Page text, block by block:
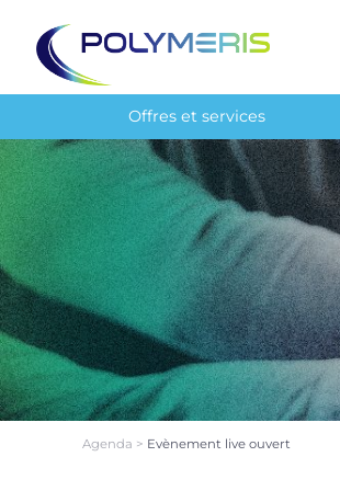
Offres et services
Agenda > Evènement live ouvert